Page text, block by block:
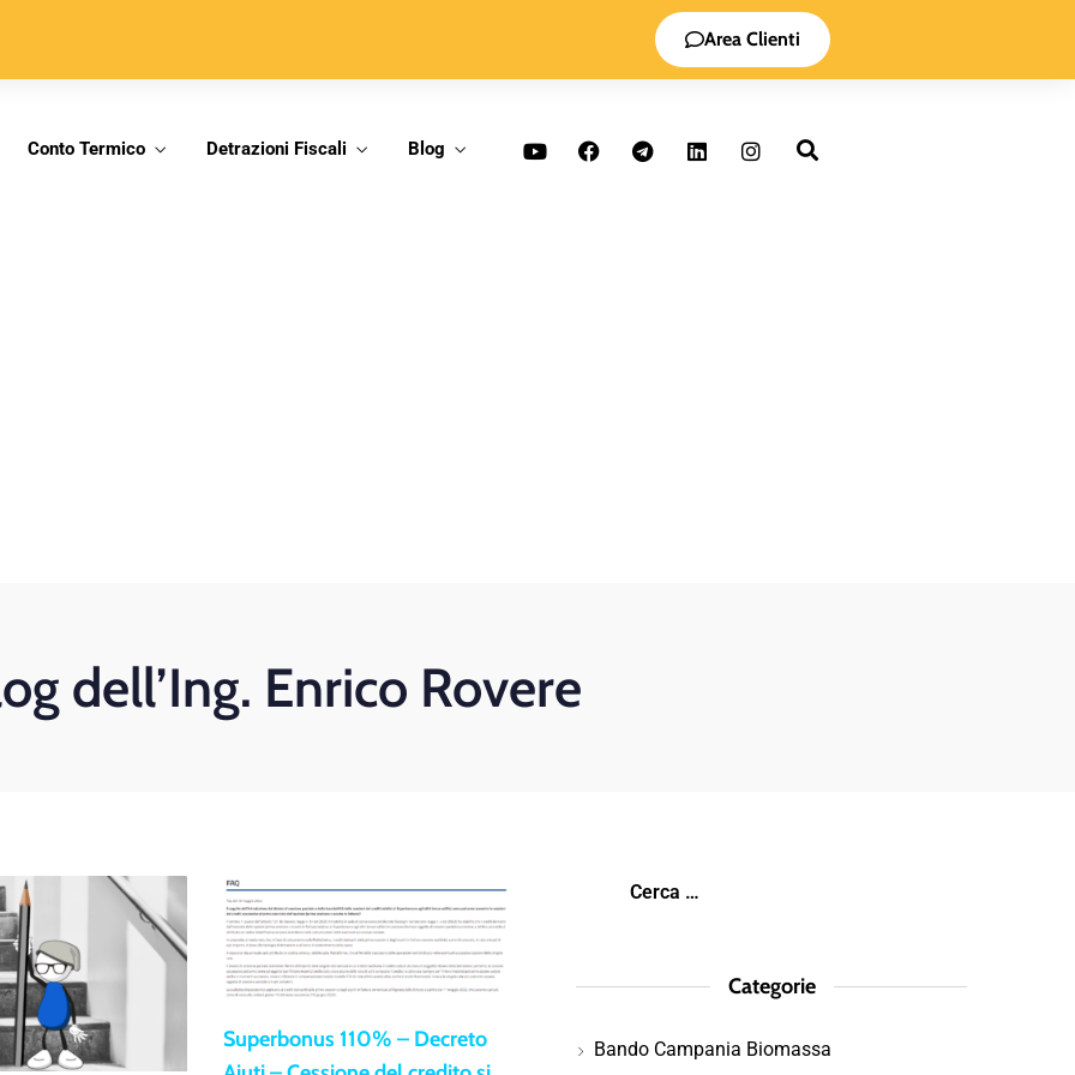
Area Clienti
Conto Termico Detrazioni Fiscali Blog
dell’Ing. Enrico Rovere
Superbonus 110% – Decreto
Categorie
Bando Campania Biomassa